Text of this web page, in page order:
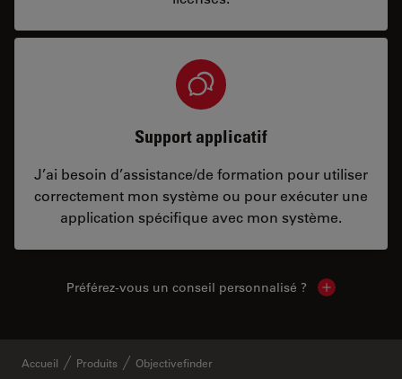
Support applicatif
J’ai besoin d’assistance/de formation pour utiliser
correctement mon système ou pour exécuter une
application spécifique avec mon système.
Préférez-vous un conseil personnalisé ? Show local
Accueil Produits Objectivefinder